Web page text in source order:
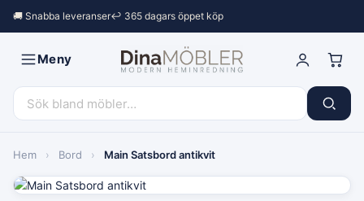
🚚 Snabba leveranser↩︎ 365 dagars öppet köp
Meny
Hem › Bord › Main Satsbord antikvit